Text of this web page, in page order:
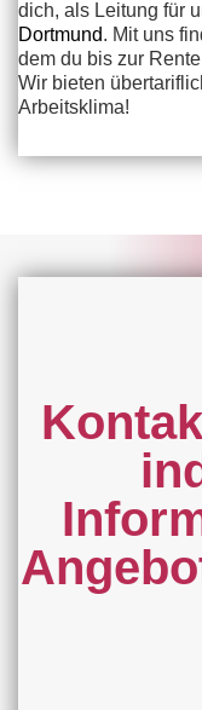
dich, als Leitung für
Dortmund. Mit uns
dem du bis zur
Wir bieten
Arbeitsklima!